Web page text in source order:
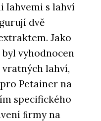
Iahvemi s lahví
dvě
Jako
vyhodnocen
lahví,
Petainer na
specifického
ﬁrmy na